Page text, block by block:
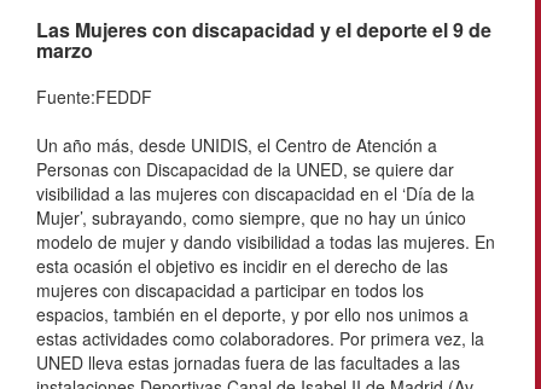
Las Mujeres con discapacidad y el deporte el 9 de
marzo
Fuente:FEDDF
Un año más, desde UNIDIS, el Centro de Atención a
Personas con Discapacidad de la UNED, se quiere dar
visibilidad a las mujeres con discapacidad en el ‘Día de la
Mujer’, subrayando, como siempre, que no hay un único
modelo de mujer y dando visibilidad a todas las mujeres. En
esta ocasión el objetivo es incidir en el derecho de las
mujeres con discapacidad a participar en todos los
espacios, también en el deporte, y por ello nos unimos a
estas actividades como colaboradores. Por primera vez, la
UNED lleva estas jornadas fuera de las facultades a las